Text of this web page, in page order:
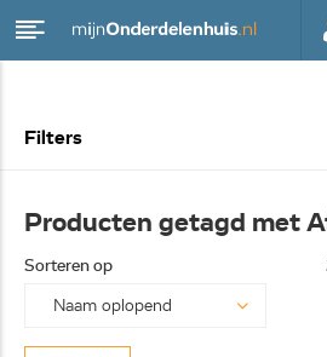
Filters
Producten getagd met
Sorteren op